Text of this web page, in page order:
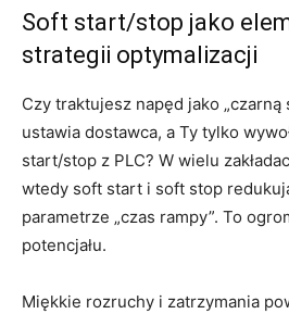
Soft start/stop jako
strategii optymalizacji
Czy traktujesz napęd jako „czarną
ustawia dostawca, a Ty tylko
start/stop z PLC? W wielu
wtedy soft start i soft stop
parametrze „czas rampy”. To
potencjału.
Miękkie rozruchy i zatrzymania